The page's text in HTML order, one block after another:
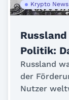
Krypto
Politik:
Russland
der
Nutzer